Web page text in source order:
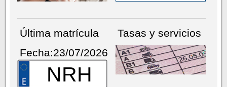
Última matrícula
Fecha:23/07/2026
NRH
Tasas y servicios